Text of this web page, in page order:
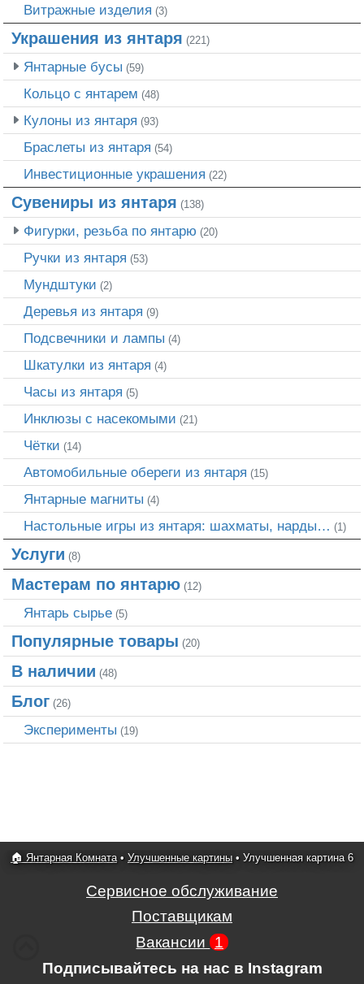
Витражные изделия (3)
Украшения из янтаря (221)
Янтарные бусы (59)
Кольцо с янтарем (48)
Кулоны из янтаря (93)
Браслеты из янтаря (54)
Инвестиционные украшения (22)
Сувениры из янтаря (138)
Фигурки, резьба по янтарю (20)
Ручки из янтаря (53)
Мундштуки (2)
Деревья из янтаря (9)
Подсвечники и лампы (4)
Шкатулки из янтаря (4)
Часы из янтаря (5)
Инклюзы с насекомыми (21)
Чётки (14)
Автомобильные обереги из янтаря (15)
Янтарные магниты (4)
Настольные игры из янтаря: шахматы, нарды… (1)
Услуги (8)
Мастерам по янтарю (12)
Янтарь сырье (5)
Популярные товары (20)
В наличии (48)
Блог (26)
Эксперименты (19)
🏠 Янтарная Комната• Улучшенные картины • Улучшенная картина 6
Сервисное обслуживание
Поставщикам
Вакансии 1
Подписывайтесь на нас в Instagram